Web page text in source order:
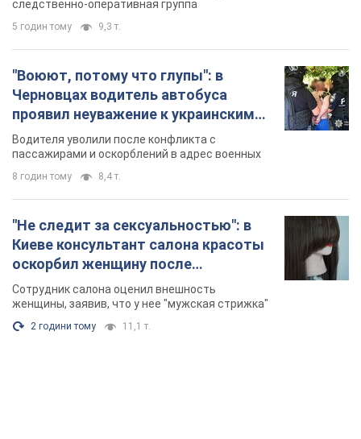
"Не следит за сексуальностью": в
Киеве консультант салона красоты
оскорбил женщину после
химиотерапии, разгорелся скандал.
Фото
женщины, заявив, что у нее "мужская стрижка"